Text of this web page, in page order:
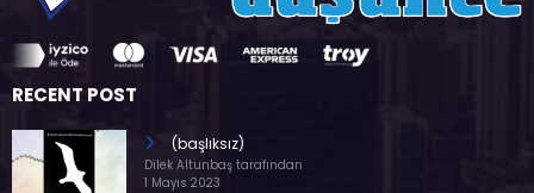
RECENT POST
(başlıksız)
Dilek Altunbaş tarafından
1 Mayıs 2023